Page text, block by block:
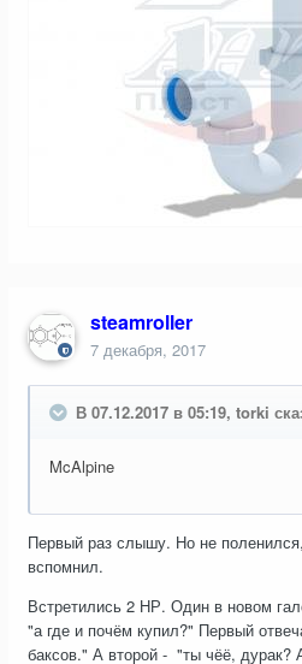
steamroller
7 декабря, 2017
В 07.12.2017 в 05:19, torki
McAlpine
Первый раз слышу. Но не
вспомнил.
Встретились 2 НР. Один в новом
"а где и почём купил?" Первый
баксов." А второй - "ты чёё, дурак?